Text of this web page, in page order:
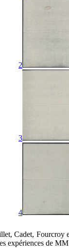
2
3
4
Cadet, Fourcroy
expériences de